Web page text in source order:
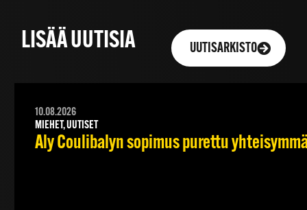
LISÄÄ UUTISIA UUTISARKISTO
10.08.2026
MIEHET, UUTISET
Aly Coulibalyn sopimus purettu